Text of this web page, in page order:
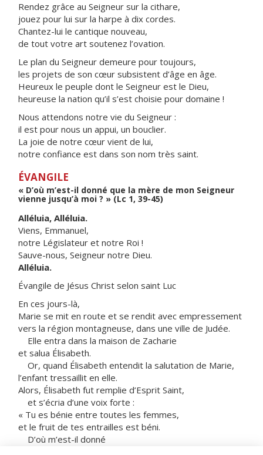
Rendez grâce au Seigneur sur la cithare,
jouez pour lui sur la harpe à dix cordes.
Chantez-lui le cantique nouveau,
de tout votre art soutenez l’ovation.
Le plan du Seigneur demeure pour toujours,
les projets de son cœur subsistent d’âge en âge.
Heureux le peuple dont le Seigneur est le Dieu,
heureuse la nation qu’il s’est choisie pour domaine !
Nous attendons notre vie du Seigneur :
il est pour nous un appui, un bouclier.
La joie de notre cœur vient de lui,
notre confiance est dans son nom très saint.
ÉVANGILE
« D’où m’est-il donné que la mère de mon Seigneur
vienne jusqu’à moi ? » (Lc 1, 39-45)
Alléluia, Alléluia.
Viens, Emmanuel,
notre Législateur et notre Roi !
Sauve-nous, Seigneur notre Dieu.
Alléluia.
Évangile de Jésus Christ selon saint Luc
En ces jours-là,
Marie se mit en route et se rendit avec empressement
vers la région montagneuse, dans une ville de Judée.
Elle entra dans la maison de Zacharie
et salua Élisabeth.
Or, quand Élisabeth entendit la salutation de Marie,
l’enfant tressaillit en elle.
Alors, Élisabeth fut remplie d’Esprit Saint,
et s’écria d’une voix forte :
« Tu es bénie entre toutes les femmes,
et le fruit de tes entrailles est béni.
D’où m’est-il donné